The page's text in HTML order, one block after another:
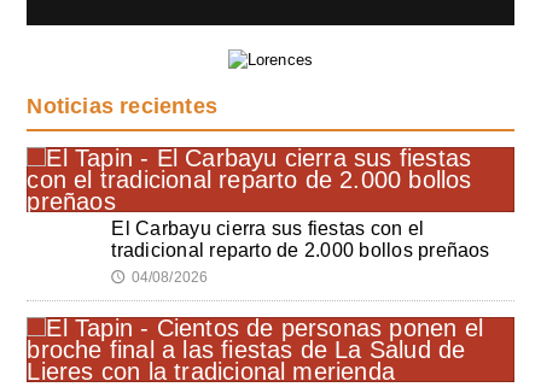
Noticias recientes
El Carbayu cierra sus fiestas con el
tradicional reparto de 2.000 bollos preñaos
🕔 04/08/2026